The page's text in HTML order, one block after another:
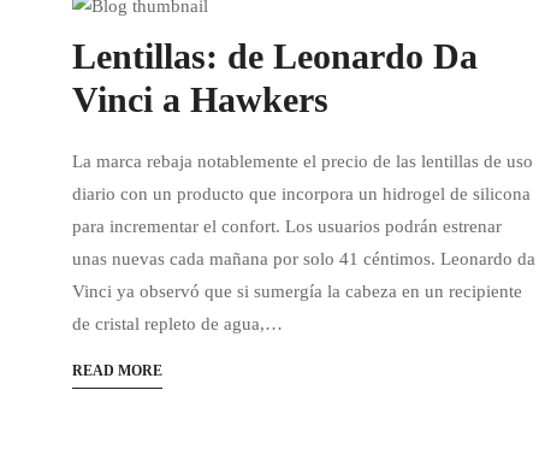
Lentillas: de Leonardo Da
Vinci a Hawkers
La marca rebaja notablemente el precio de las lentillas de uso
diario con un producto que incorpora un hidrogel de silicona
para incrementar el confort. Los usuarios podrán estrenar
unas nuevas cada mañana por solo 41 céntimos. Leonardo da
Vinci ya observó que si sumergía la cabeza en un recipiente
de cristal repleto de agua,…
READ MORE